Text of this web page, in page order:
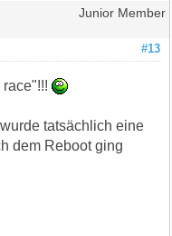
Junior Member
#13
race"!!!
tatsächlich eine
dem Reboot ging